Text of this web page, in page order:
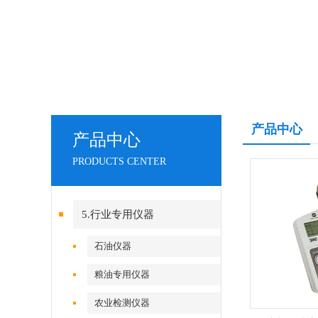
产品中心
PRODUCTS CENTER
5.行业专用仪器
石油仪器
粮油专用仪器
农业检测仪器
产品中心